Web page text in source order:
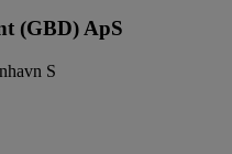
(GBD) ApS
S